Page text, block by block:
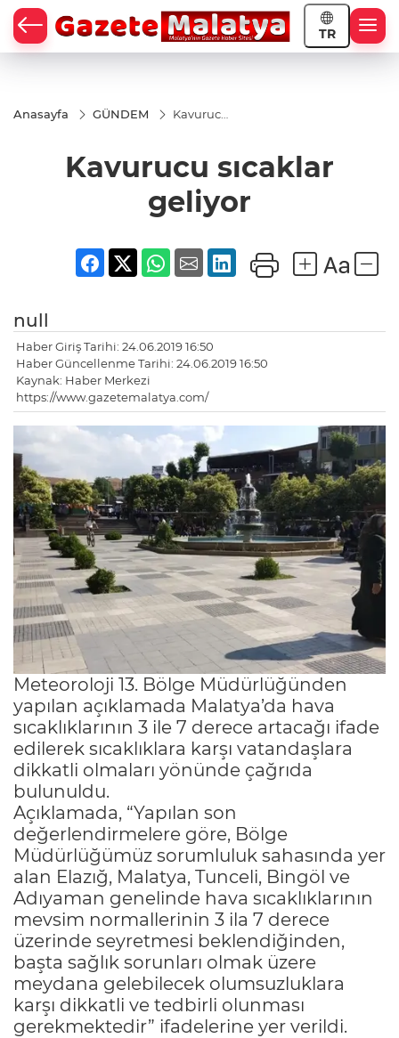
TR
Anasayfa GÜNDEM
Kavurucu
Kavurucu sıcaklar
geliyor
null
Haber Giriş Tarihi: 24.06.2019 16:50
Haber Güncellenme Tarihi: 24.06.2019 16:50
Kaynak: Haber Merkezi
https://www.gazetemalatya.com/
Meteoroloji 13. Bölge Müdürlüğünden
yapılan açıklamada Malatya’da hava
sıcaklıklarının 3 ile 7 derece artacağı ifade
edilerek sıcaklıklara karşı vatandaşlara
dikkatli olmaları yönünde çağrıda
bulunuldu.
Açıklamada, “Yapılan son
değerlendirmelere göre, Bölge
Müdürlüğümüz sorumluluk sahasında yer
alan Elazığ, Malatya, Tunceli, Bingöl ve
Adıyaman genelinde hava sıcaklıklarının
mevsim normallerinin 3 ila 7 derece
üzerinde seyretmesi beklendiğinden,
başta sağlık sorunları olmak üzere
meydana gelebilecek olumsuzluklara
karşı dikkatli ve tedbirli olunması
gerekmektedir” ifadelerine yer verildi.